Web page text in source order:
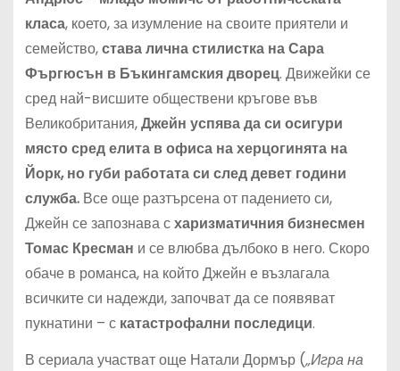
класа, което, за изумление на своите приятели и
семейство,става лична стилистка на Сара
Фъргюсън в Бъкингамския дворец. Движейки се
сред най-висшите обществени кръгове във
Великобритания,Джейн успява да си осигури
място сред елита в офиса на херцогинята на
Йорк, но губи работата си след девет години
служба.Все още разтърсена от падението си,
Джейн се запознава схаризматичния бизнесмен
Томас Кресман и се влюбва дълбоко в него. Скоро
обаче в романса, на който Джейн е възлагала
всичките си надежди, започват да се появяват
пукнатини – с катастрофални последици.
В сериала участват още Натали Дормър („Игра на